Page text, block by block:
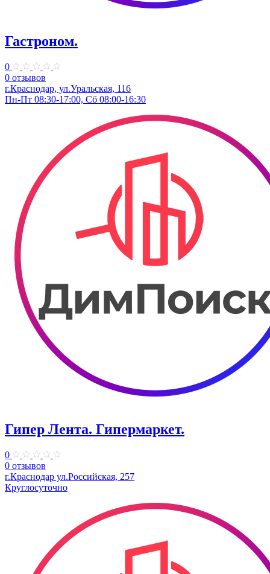
Гастроном.
0
0 отзывов
г.Краснодар, ул.Уральская, 116
Пн-Пт 08:30-17:00, Сб 08:00-16:30
Гипер Лента. Гипермаркет.
0
0 отзывов
г.Краснодар ул.Российская, 257
Круглосуточно